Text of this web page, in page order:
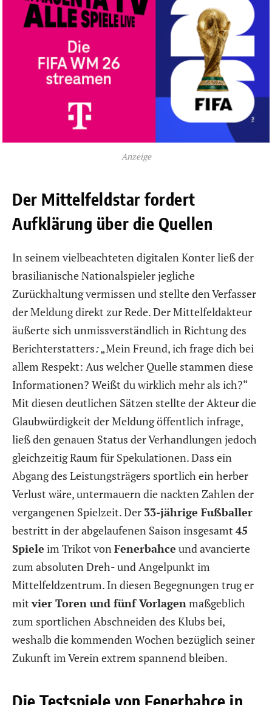
Anzeige
Der Mittelfeldstar fordert
Aufklärung über die Quellen
In seinem vielbeachteten digitalen Konter ließ der
brasilianische Nationalspieler jegliche
Zurückhaltung vermissen und stellte den Verfasser
der Meldung direkt zur Rede. Der Mittelfeldakteur
äußerte sich unmissverständlich in Richtung des
Berichterstatters:„Mein Freund, ich frage dich bei
allem Respekt: Aus welcher Quelle stammen diese
Informationen? Weißt du wirklich mehr als ich?“
Mit diesen deutlichen Sätzen stellte der Akteur die
Glaubwürdigkeit der Meldung öffentlich infrage,
ließ den genauen Status der Verhandlungen jedoch
gleichzeitig Raum für Spekulationen. Dass ein
Abgang des Leistungsträgers sportlich ein herber
Verlust wäre, untermauern die nackten Zahlen der
vergangenen Spielzeit. Der 33-jährige Fußballer
bestritt in der abgelaufenen Saison insgesamt 45
Spiele im Trikot von Fenerbahce und avancierte
zum absoluten Dreh- und Angelpunkt im
Mittelfeldzentrum. In diesen Begegnungen trug er
mitvier Toren und fünf Vorlagen maßgeblich
zum sportlichen Abschneiden des Klubs bei,
weshalb die kommenden Wochen bezüglich seiner
Zukunft im Verein extrem spannend bleiben.
Die Testspiele von Fenerbahce in